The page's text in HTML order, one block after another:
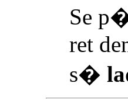
Se
ret
s�